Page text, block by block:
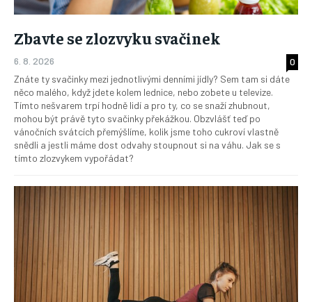
Zbavte se zlozvyku svačinek
6. 8. 2026
0
Znáte ty svačinky mezi jednotlivými denními jídly? Sem tam si dáte
něco malého, když jdete kolem lednice, nebo zobete u televize.
Tímto nešvarem trpí hodně lidí a pro ty, co se snaží zhubnout,
mohou být právě tyto svačinky překážkou. Obzvlášť teď po
vánočních svátcích přemýšlíme, kolik jsme toho cukroví vlastně
snědli a jestli máme dost odvahy stoupnout si na váhu. Jak se s
tímto zlozvykem vypořádat?